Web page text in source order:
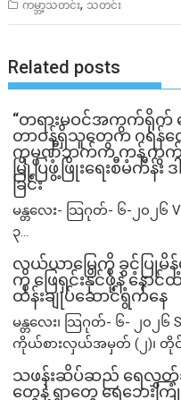
ကမ္ဘာ့သတင်း, သတင်း
Related posts
“တရားမဝင်အကွက်ရိုက်
တာဝန်ရှိသူတွေက ဂရန်
ကုမ္ပဏီဘက်က ကန့်ကွက်ခွ
မြို့ပြဖွံ့ဖြိုးရေးစီမံကိန်
ခြင်း
မန္တလေး- သြဂုတ်- ၆-၂၀၂၆
၃...
လယ်ယာမြေကို ခွင့်ပြုမိန့်
ကို ဖြေရှင်းနိုင်ဖို့နဲ့ နော
ထိန်းချုပ်ဆောင်ရွက်နေ
မန္တလေး၊ သြဂုတ်- ၆- ၂၀၂၆
ကိုယ်စားလှယ်အမှတ် (၂)၊ တိုင်
သဖန်းဆိပ်ဆည် ရေလွှတ်ခ
တွေနဲ့ ရွာတွေ ရေဘေးက